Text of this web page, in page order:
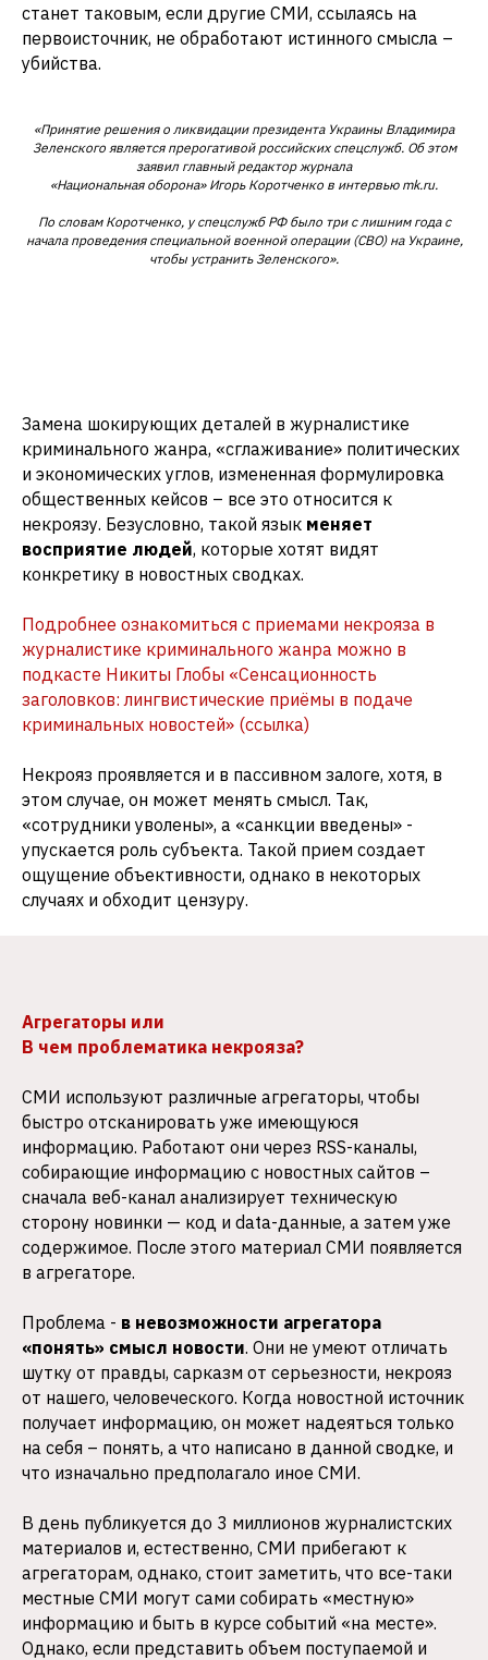
станет таковым, если другие СМИ, ссылаясь на
первоисточник, не обработают истинного смысла –
убийства.
«Принятие решения о ликвидации президента Украины Владимира
Зеленского является прерогативой российских спецслужб. Об этом
заявил главный редактор журнала
«Национальная оборона» Игорь Коротченко в интервью mk.ru.
По словам Коротченко, у спецслужб РФ было три с лишним года с
начала проведения специальной военной операции (СВО) на Украине,
чтобы устранить Зеленского».
Замена шокирующих деталей в журналистике
криминального жанра, «сглаживание» политических
и экономических углов, измененная формулировка
общественных кейсов – все это относится к
некроязу. Безусловно, такой язык меняет
восприятие людей, которые хотят видят
конкретику в новостных сводках.
Подробнее ознакомиться с приемами некрояза в
журналистике криминального жанра можно в
подкасте Никиты Глобы «Сенсационность
заголовков: лингвистические приёмы в подаче
криминальных новостей» (ссылка)
Некрояз проявляется и в пассивном залоге, хотя, в
этом случае, он может менять смысл. Так,
«сотрудники уволены», а «санкции введены» -
упускается роль субъекта. Такой прием создает
ощущение объективности, однако в некоторых
случаях и обходит цензуру.
Агрегаторы или
В чем проблематика некрояза?
СМИ используют различные агрегаторы, чтобы
быстро отсканировать уже имеющуюся
информацию. Работают они через RSS-каналы,
собирающие информацию с новостных сайтов –
сначала веб-канал анализирует техническую
сторону новинки — код и data-данные, а затем уже
содержимое. После этого материал СМИ появляется
в агрегаторе.
Проблема - в невозможности агрегатора
«понять» смысл новости. Они не умеют отличать
шутку от правды, сарказм от серьезности, некрояз
от нашего, человеческого. Когда новостной источник
получает информацию, он может надеяться только
на себя – понять, а что написано в данной сводке, и
что изначально предполагало иное СМИ.
В день публикуется до 3 миллионов журналистских
материалов и, естественно, СМИ прибегают к
агрегаторам, однако, стоит заметить, что все-таки
местные СМИ могут сами собирать «местную»
информацию и быть в курсе событий «на месте».
Однако, если представить объем поступаемой и